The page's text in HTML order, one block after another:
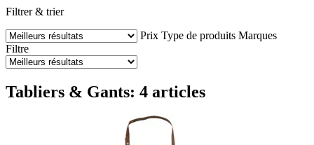
Filtrer & trier
Prix Type de produits Marques
Filtre
Tabliers & Gants: 4 articles